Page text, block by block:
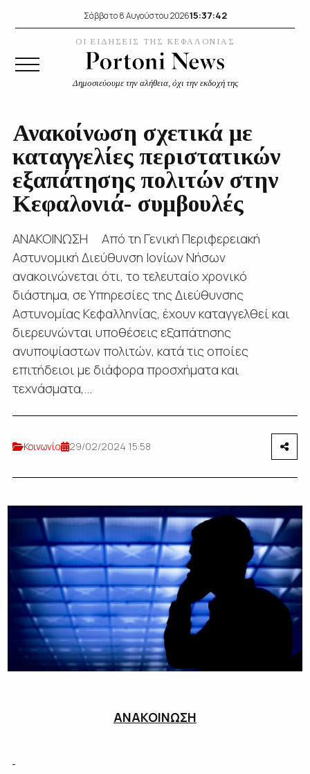
Σάββατο 8 Αυγούστου 202615:37:42
ΟΙ ΕΙΔΗΣΕΙΣ ΤΗΣ ΚΕΦΑΛΟΝΙΑΣ
Δημοσιεύουμε την αλήθεια, όχι την εκδοχή της
Ανακοίνωση σχετικά με
καταγγελίες περιστατικών
εξαπάτησης πολιτών στην
Κεφαλονιά- συμβουλές
ΑΝΑΚΟΙΝΩΣΗ Από τη Γενική Περιφερειακή
Αστυνομική Διεύθυνση Ιονίων Νήσων
ανακοινώνεται ότι, το τελευταίο χρονικό
διάστημα, σε Υπηρεσίες της Διεύθυνσης
Αστυνομίας Κεφαλληνίας, έχουν καταγγελθεί και
διερευνώνται υποθέσεις εξαπάτησης
ανυποψίαστων πολιτών, κατά τις οποίες
επιτήδειοι με διάφορα προσχήματα και
τεχνάσματα,...
Κοινωνία 29/02/2024 15:58
ΑΝΑΚΟΙΝΩΣΗ